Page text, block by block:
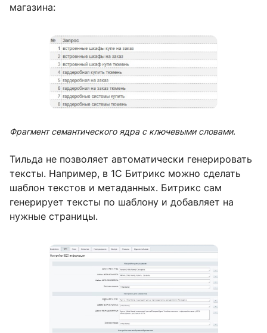
магазина:
Фрагмент семантического ядра с ключевыми словами.
Тильда не позволяет автоматически генерировать
тексты. Например, в 1С Битрикс можно сделать
шаблон текстов и метаданных. Битрикс сам
генерирует тексты по шаблону и добавляет на
нужные страницы.